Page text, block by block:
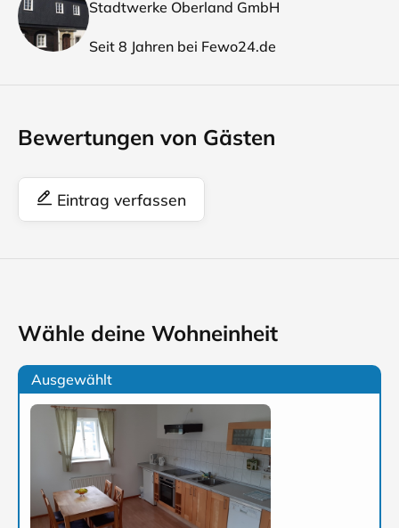
Stadtwerke Oberland GmbH
Seit 8 Jahren bei Fewo24.de
Bewertungen von Gästen
Eintrag verfassen
Wähle deine Wohneinheit
Ausgewählt